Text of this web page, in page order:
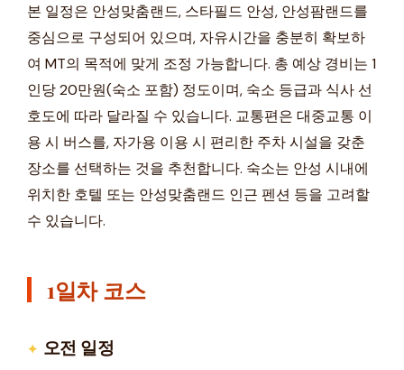
본 일정은 안성맞춤랜드, 스타필드 안성, 안성팜랜드를
중심으로 구성되어 있으며, 자유시간을 충분히 확보하
여 MT의 목적에 맞게 조정 가능합니다. 총 예상 경비는 1
인당 20만원(숙소 포함) 정도이며, 숙소 등급과 식사 선
호도에 따라 달라질 수 있습니다. 교통편은 대중교통 이
용 시 버스를, 자가용 이용 시 편리한 주차 시설을 갖춘
장소를 선택하는 것을 추천합니다. 숙소는 안성 시내에
위치한 호텔 또는 안성맞춤랜드 인근 펜션 등을 고려할
수 있습니다.
1일차 코스
오전 일정